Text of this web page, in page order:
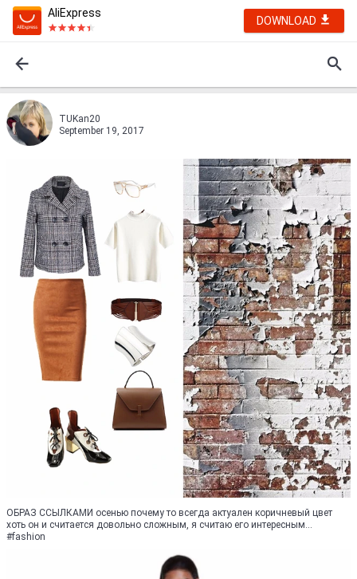
AliExpress
DOWNLOAD
TUKan20
September 19, 2017
ОБРАЗ ССЫЛКАМИ осенью почему то всегда актуален коричневый цвет
хоть он и считается довольно сложным, я считаю его интересным...
#fashion